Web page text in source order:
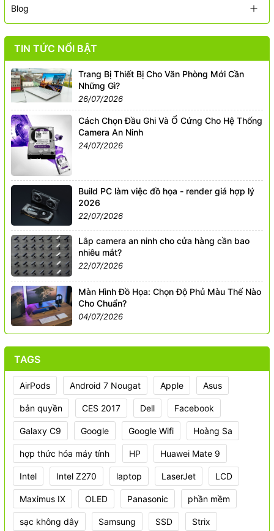
Blog
TIN TỨC NỔI BẬT
Trang Bị Thiết Bị Cho Văn Phòng Mới Cần
Những Gì?
26/07/2026
Cách Chọn Đầu Ghi Và Ổ Cứng Cho Hệ Thống
Camera An Ninh
24/07/2026
Build PC làm việc đồ họa - render giá hợp lý
2026
22/07/2026
Lắp camera an ninh cho cửa hàng cần bao
nhiêu mắt?
22/07/2026
Màn Hình Đồ Họa: Chọn Độ Phủ Màu Thế Nào
Cho Chuẩn?
04/07/2026
TAGS
AirPods Android 7 Nougat Apple Asus
bản quyền CES 2017 Dell Facebook
Galaxy C9 Google Google Wifi Hoàng Sa
hợp thức hóa máy tính HP Huawei Mate 9
Intel Intel Z270 laptop LaserJet LCD
Maximus IX OLED Panasonic phần mềm
sạc không dây Samsung SSD Strix